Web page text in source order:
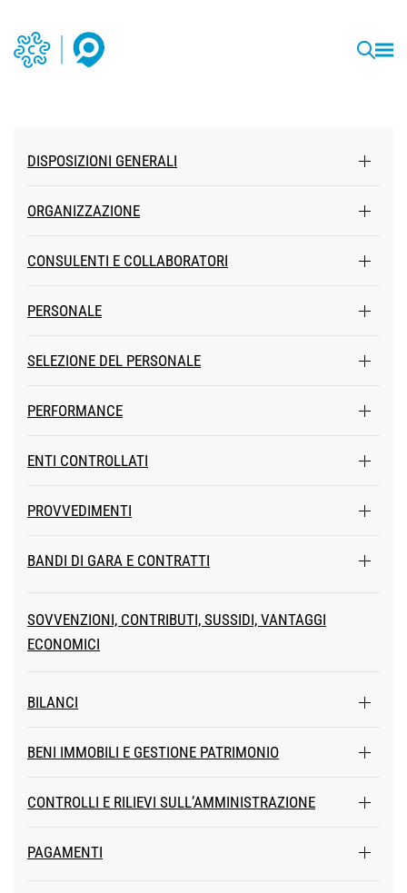
DISPOSIZIONI GENERALI
ORGANIZZAZIONE
CONSULENTI E COLLABORATORI
PERSONALE
SELEZIONE DEL PERSONALE
PERFORMANCE
ENTI CONTROLLATI
PROVVEDIMENTI
BANDI DI GARA E CONTRATTI
SOVVENZIONI, CONTRIBUTI, SUSSIDI, VANTAGGI
ECONOMICI
BILANCI
BENI IMMOBILI E GESTIONE PATRIMONIO
CONTROLLI E RILIEVI SULL’AMMINISTRAZIONE
PAGAMENTI